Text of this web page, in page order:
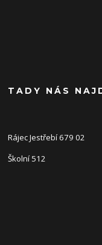
TADY NÁS
Rájec Jestřebí 679 02
Školní 512